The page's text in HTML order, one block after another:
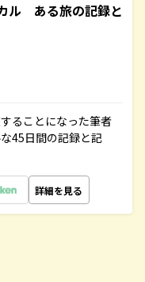
ル ある旅の記録と
ることになった筆者
45日間の記録と記
詳細を見る